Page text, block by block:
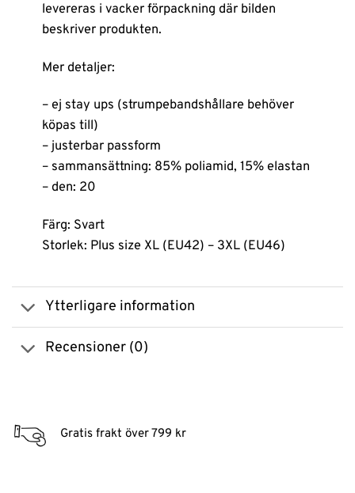
levereras i vacker förpackning där bilden
beskriver produkten.
Mer detaljer:
– ej stay ups (strumpebandshållare behöver
köpas till)
– justerbar passform
– sammansättning: 85% poliamid, 15% elastan
– den: 20
Färg: Svart
Storlek: Plus size XL (EU42) – 3XL (EU46)
Ytterligare information
Recensioner (0)
Gratis frakt över 799 kr